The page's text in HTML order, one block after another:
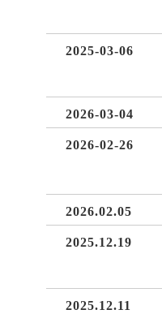
2025-03-06
2026-03-04
2026-02-26
2026.02.05
2025.12.19
2025.12.11